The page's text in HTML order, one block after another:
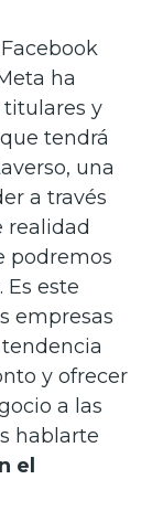
ha
titulares y
tendrá
una
a través
realidad
podremos
este
empresas
y ofrecer
a las
hablarte
el